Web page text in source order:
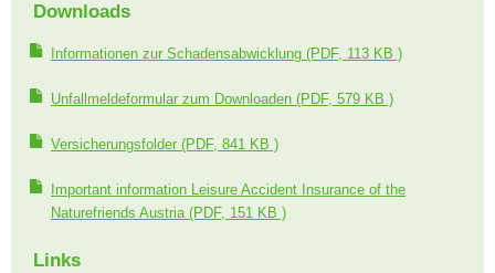
Downloads
Informationen zur Schadensabwicklung (PDF, 113 KB )
Unfallmeldeformular zum Downloaden (PDF, 579 KB )
Versicherungsfolder (PDF, 841 KB )
Important information Leisure Accident Insurance of the
Naturefriends Austria (PDF, 151 KB )
Links